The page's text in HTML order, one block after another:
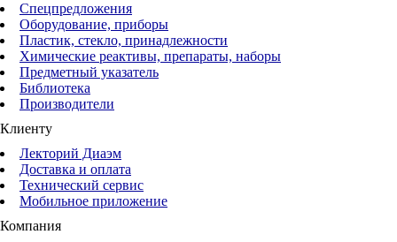
Спецпредложения
Оборудование, приборы
Пластик, стекло, принадлежности
Химические реактивы, препараты, наборы
Предметный указатель
Библиотека
Производители
Клиенту
Лекторий Диаэм
Доставка и оплата
Технический сервис
Мобильное приложение
Компания